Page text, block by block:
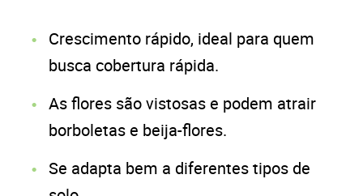
Crescimento rápido, ideal para quem
busca cobertura rápida.
As flores são vistosas e podem atrair
borboletas e beija-flores.
Se adapta bem a diferentes tipos de